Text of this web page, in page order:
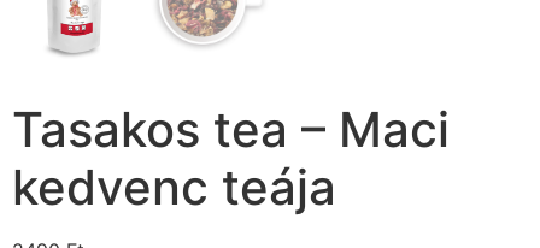
Tasakos tea – Maci
kedvenc teája